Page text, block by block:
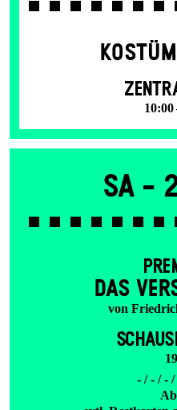
10:00
Sa -
DAS
von
- / - / -